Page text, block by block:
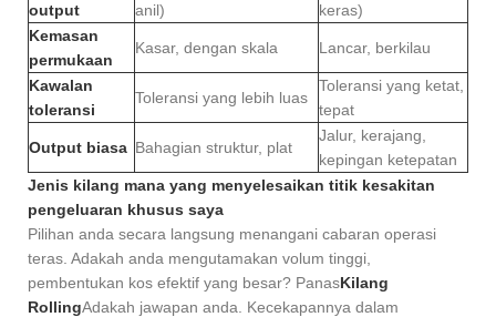
output
anil)
keras)
Kemasan
permukaan
Kasar, dengan skala Lancar, berkilau
Kawalan
toleransi
Toleransi yang lebih luas
Toleransi yang ketat,
tepat
Output biasa Bahagian struktur, plat
Jalur, kerajang,
kepingan ketepatan
Jenis kilang mana yang menyelesaikan titik kesakitan
pengeluaran khusus saya
Pilihan anda secara langsung menangani cabaran operasi
teras. Adakah anda mengutamakan volum tinggi,
pembentukan kos efektif yang besar? PanasKilang
RollingAdakah jawapan anda. Kecekapannya dalam